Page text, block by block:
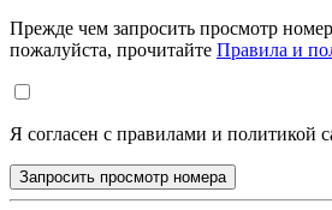
Прежде чем запросить просмотр
пожалуйста, прочитайте Правила и
Я согласен с правилами и политикой
Запросить просмотр номера